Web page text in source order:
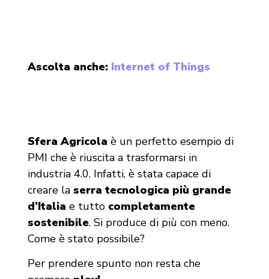
Ascolta anche: Internet of Things
Sfera Agricola è un perfetto esempio di
PMI che è riuscita a trasformarsi in
industria 4.0. Infatti, è stata capace di
creare la serra tecnologica più grande
d’Italia e tutto completamente
sostenibile. Si produce di più con meno.
Come è stato possibile?
Per prendere spunto non resta che